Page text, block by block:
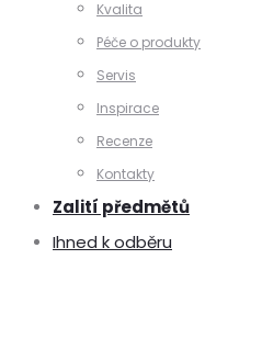
Kvalita
Péče o produkty
Servis
Inspirace
Recenze
Kontakty
Zalití předmětů
Ihned k odběru